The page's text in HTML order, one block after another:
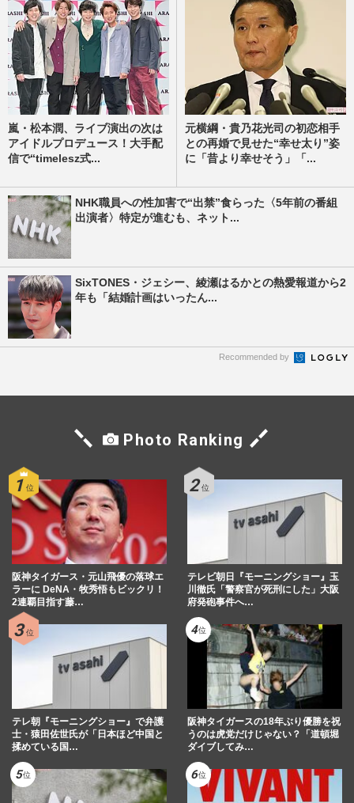
嵐・松本潤、ライブ演出の次は
アイドルプロデュース！大手配
信で“timelesz式...
元横綱・貴乃花光司の初恋相手
との再婚で見せた“幸せ太り”姿
に「昔より幸せそう」「...
NHK職員への性加害で“出禁”食らった〈5年前の番組
出演者〉特定が進むも、ネット...
SixTONES・ジェシー、綾瀬はるかとの熱愛報道から2
年も「結婚計画はいったん...
Recommended by
Photo Ranking
阪神タイガース・元山飛優の落球エ
ラーに DeNA・牧秀悟もビックリ！
2連覇目指す藤…
テレビ朝日『モーニングショー』玉
川徹氏「警察官が死刑にした」大阪
府発砲事件へ…
テレ朝『モーニングショー』で弁護
士・猿田佐世氏が「日本ほど中国と
揉めている国…
阪神タイガースの18年ぶり優勝を祝
うのは虎党だけじゃない？「道頓堀
ダイブしてみ…